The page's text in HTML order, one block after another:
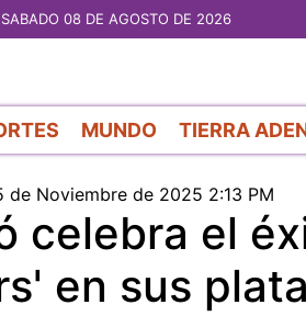
SABADO 08 DE AGOSTO DE 2026
MUNDO TIERRA
de Noviembre de 2025 2:13 PM
celebra el
en sus